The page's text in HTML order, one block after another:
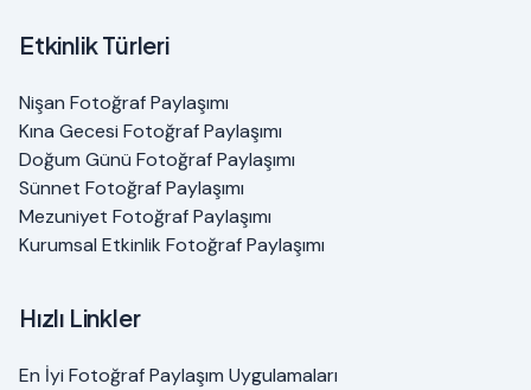
Etkinlik Türleri
Nişan Fotoğraf Paylaşımı
Kına Gecesi Fotoğraf Paylaşımı
Doğum Günü Fotoğraf Paylaşımı
Sünnet Fotoğraf Paylaşımı
Mezuniyet Fotoğraf Paylaşımı
Kurumsal Etkinlik Fotoğraf Paylaşımı
Hızlı Linkler
En İyi Fotoğraf Paylaşım Uygulamaları